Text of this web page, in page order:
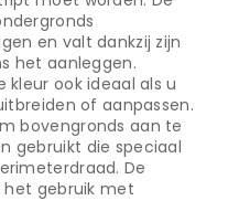
en valt dankzij zijn
het aanleggen.
kleur ook ideaal als u
of aanpassen.
bovengronds aan te
gebruikt die speciaal
De
het gebruik met